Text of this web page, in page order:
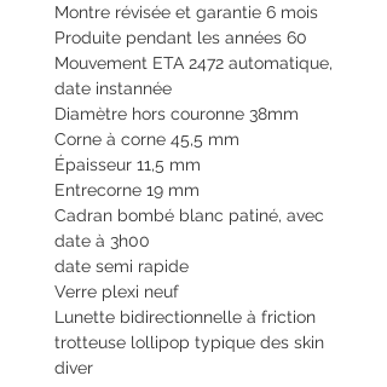
Montre révisée et garantie 6 mois
Produite pendant les années 60
Mouvement ETA 2472 automatique,
date instannée
Diamètre hors couronne 38mm
Corne à corne 45,5 mm
Épaisseur 11,5 mm
Entrecorne 19 mm
Cadran bombé blanc patiné, avec
date à 3h00
date semi rapide
Verre plexi neuf
Lunette bidirectionnelle à friction
trotteuse lollipop typique des skin
diver